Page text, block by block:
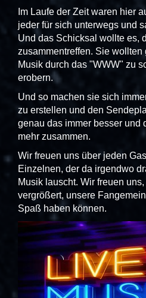
Im Laufe der Zeit waren hier
jeder für sich unterwegs und
Und das Schicksal wollte es,
zusammentreffen. Sie
Musik durch das "WWW" zu
erobern.
Und so machen sie sich
zu erstellen und den
genau das immer besser und
mehr zusammen.
Wir freuen uns über jeden
Einzelnen, der da irgendwo
Musik lauscht. Wir freuen
vergrößert, unsere
Spaß haben können.